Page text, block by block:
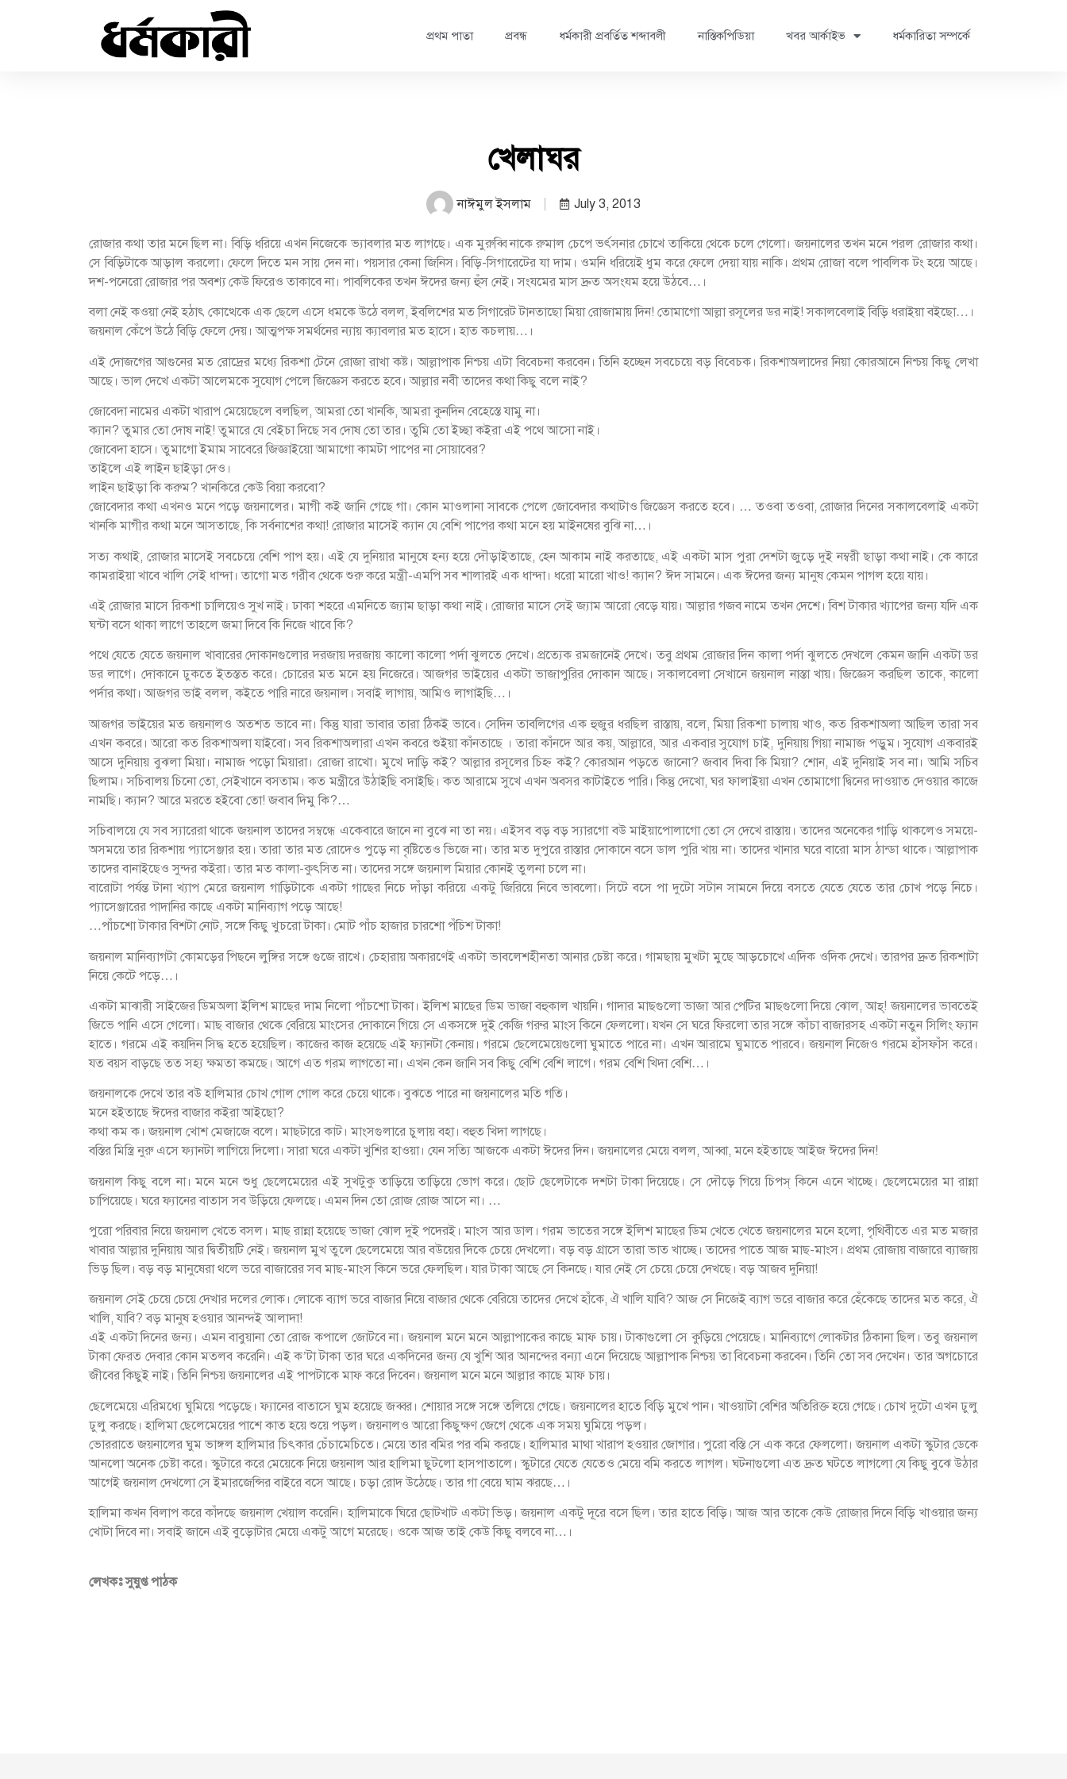
প্রথম পাতা প্রবন্ধ ধর্মকারী প্রবর্তিত শব্দাবলী নাস্তিকপিডিয়া খবর আর্কাইভ ধর্মকারিতা সম্পর্কে
খেলাঘর
নাঈমুল ইসলাম July 3, 2013
রোজার কথা তার মনে ছিল না। বিড়ি ধরিয়ে এখন নিজেকে ভ্যাবলার মত লাগছে। এক মুরুব্বি নাকে রুমাল চেপে ভর্ৎসনার চোখে তাকিয়ে থেকে চলে গেলো। জয়নালের তখন মনে পরল রোজার কথা।
সে বিড়িটাকে আড়াল করলো। ফেলে দিতে মন সায় দেন না। পয়সার কেনা জিনিস। বিড়ি-সিগারেটের যা দাম। ওমনি ধরিয়েই ধুম করে ফেলে দেয়া যায় নাকি। প্রথম রোজা বলে পাবলিক টং হয়ে আছে।
দশ-পনেরো রোজার পর অবশ্য কেউ ফিরেও তাকাবে না। পাবলিকের তখন ঈদের জন্য হুঁস নেই। সংযমের মাস দ্রুত অসংযম হয়ে উঠবে…।
বলা নেই কওয়া নেই হঠাৎ কোত্থেকে এক ছেলে এসে ধমকে উঠে বলল, ইবলিশের মত সিগারেট টানতাছো মিয়া রোজামায় দিন! তোমাগো আল্লা রসূলের ডর নাই! সকালবেলাই বিড়ি ধরাইয়া বইছো…।
জয়নাল কেঁপে উঠে বিড়ি ফেলে দেয়। আত্মপক্ষ সমর্থনের ন্যায় ক্যাবলার মত হাসে। হাত কচলায়…।
এই দোজগের আগুনের মত রোদ্রের মধ্যে রিকশা টেনে রোজা রাখা কষ্ট। আল্লাপাক নিশ্চয় এটা বিবেচনা করবেন। তিনি হচ্ছেন সবচেয়ে বড় বিবেচক। রিকশাঅলাদের নিয়া কোরআনে নিশ্চয় কিছু লেখা
আছে। ভাল দেখে একটা আলেমকে সুযোগ পেলে জিজ্ঞেস করতে হবে। আল্লার নবী তাদের কথা কিছু বলে নাই?
জোবেদা নামের একটা খারাপ মেয়েছেলে বলছিল, আমরা তো খানকি, আমরা কুনদিন বেহেস্তে যামু না।
ক্যান? তুমার তো দোষ নাই! তুমারে যে বেইচা দিছে সব দোষ তো তার। তুমি তো ইচ্ছা কইরা এই পথে আসো নাই।
জোবেদা হাসে। তুমাগো ইমাম সাবেরে জিজ্ঞাইয়ো আমাগো কামটা পাপের না সোয়াবের?
তাইলে এই লাইন ছাইড়া দেও।
লাইন ছাইড়া কি করুম? খানকিরে কেউ বিয়া করবো?
জোবেদার কথা এখনও মনে পড়ে জয়নালের। মাগী কই জানি গেছে গা। কোন মাওলানা সাবকে পেলে জোবেদার কথাটাও জিজ্ঞেস করতে হবে। … তওবা তওবা, রোজার দিনের সকালবেলাই একটা
খানকি মাগীর কথা মনে আসতাছে, কি সর্বনাশের কথা! রোজার মাসেই ক্যান যে বেশি পাপের কথা মনে হয় মাইনষের বুঝি না…।
সত্য কথাই, রোজার মাসেই সবচেয়ে বেশি পাপ হয়। এই যে দুনিয়ার মানুষে হন্য হয়ে দৌড়াইতাছে, হেন আকাম নাই করতাছে, এই একটা মাস পুরা দেশটা জুড়ে দুই নম্বরী ছাড়া কথা নাই। কে কারে
কামরাইয়া খাবে খালি সেই ধান্দা। তাগো মত গরীব থেকে শুরু করে মন্ত্রী-এমপি সব শালারই এক ধান্দা। ধরো মারো খাও! ক্যান? ঈদ সামনে। এক ঈদের জন্য মানুষ কেমন পাগল হয়ে যায়।
এই রোজার মাসে রিকশা চালিয়েও সুখ নাই। ঢাকা শহরে এমনিতে জ্যাম ছাড়া কথা নাই। রোজার মাসে সেই জ্যাম আরো বেড়ে যায়। আল্লার গজব নামে তখন দেশে। বিশ টাকার খ্যাপের জন্য যদি এক
ঘন্টা বসে থাকা লাগে তাহলে জমা দিবে কি নিজে খাবে কি?
পথে যেতে যেতে জয়নাল খাবারের দোকানগুলোর দরজায় দরজায় কালো কালো পর্দা ঝুলতে দেখে। প্রত্যেক রমজানেই দেখে। তবু প্রথম রোজার দিন কালা পর্দা ঝুলতে দেখলে কেমন জানি একটা ডর
ডর লাগে। দোকানে ঢুকতে ইতস্তত করে। চোরের মত মনে হয় নিজেরে। আজগর ভাইয়ের একটা ভাজাপুরির দোকান আছে। সকালবেলা সেখানে জয়নাল নাস্তা খায়। জিজ্ঞেস করছিল তাকে, কালো
পর্দার কথা। আজগর ভাই বলল, কইতে পারি নারে জয়নাল। সবাই লাগায়, আমিও লাগাইছি…।
আজগর ভাইয়ের মত জয়নালও অতশত ভাবে না। কিন্তু যারা ভাবার তারা ঠিকই ভাবে। সেদিন তাবলিগের এক হুজুর ধরছিল রাস্তায়, বলে, মিয়া রিকশা চালায় খাও, কত রিকশাঅলা আছিল তারা সব
এখন কবরে। আরো কত রিকশাঅলা যাইবো। সব রিকশাঅলারা এখন কবরে শুইয়া কাঁনতাছে । তারা কাঁনদে আর কয়, আল্লারে, আর একবার সুযোগ চাই, দুনিয়ায় গিয়া নামাজ পড়ুম। সুযোগ একবারই
আসে দুনিয়ায় বুঝলা মিয়া। নামাজ পড়ো মিয়ারা। রোজা রাখো। মুখে দাড়ি কই? আল্লার রসূলের চিহ্ন কই? কোরআন পড়তে জানো? জবাব দিবা কি মিয়া? শোন, এই দুনিয়াই সব না। আমি সচিব
ছিলাম। সচিবালয় চিনো তো, সেইখানে বসতাম। কত মন্ত্রীরে উঠাইছি বসাইছি। কত আরামে সুখে এখন অবসর কাটাইতে পারি। কিন্তু দেখো, ঘর ফালাইয়া এখন তোমাগো দ্বিনের দাওয়াত দেওয়ার কাজে
নামছি। ক্যান? আরে মরতে হইবো তো! জবাব দিমু কি?…
সচিবালয়ে যে সব স্যারেরা থাকে জয়নাল তাদের সম্বন্ধে একেবারে জানে না বুঝে না তা নয়। এইসব বড় বড় স্যারগো বউ মাইয়াপোলাগো তো সে দেখে রাস্তায়। তাদের অনেকের গাড়ি থাকলেও সময়ে-
অসময়ে তার রিকশায় প্যাসেঞ্জার হয়। তারা তার মত রোদেও পুড়ে না বৃষ্টিতেও ভিজে না। তার মত দুপুরে রাস্তার দোকানে বসে ডাল পুরি খায় না। তাদের খানার ঘরে বারো মাস ঠান্ডা থাকে। আল্লাপাক
তাদের বানাইছেও সুন্দর কইরা। তার মত কালা-কুৎসিত না। তাদের সঙ্গে জয়নাল মিয়ার কোনই তুলনা চলে না।
বারোটা পর্যন্ত টানা খ্যাপ মেরে জয়নাল গাড়িটাকে একটা গাছের নিচে দাঁড়া করিয়ে একটু জিরিয়ে নিবে ভাবলো। সিটে বসে পা দুটো সটান সামনে দিয়ে বসতে যেতে যেতে তার চোখ পড়ে নিচে।
প্যাসেঞ্জারের পাদানির কাছে একটা মানিব্যাগ পড়ে আছে!
…পাঁচশো টাকার বিশটা নোট, সঙ্গে কিছু খুচরো টাকা। মোট পাঁচ হাজার চারশো পঁচিশ টাকা!
জয়নাল মানিব্যাগটা কোমড়ের পিছনে লুঙ্গির সঙ্গে গুজে রাখে। চেহারায় অকারণেই একটা ভাবলেশহীনতা আনার চেষ্টা করে। গামছায় মুখটা মুছে আড়চোখে এদিক ওদিক দেখে। তারপর দ্রুত রিকশাটা
নিয়ে কেটে পড়ে…।
একটা মাঝারী সাইজের ডিমঅলা ইলিশ মাছের দাম নিলো পাঁচশো টাকা। ইলিশ মাছের ডিম ভাজা বহুকাল খায়নি। গাদার মাছগুলো ভাজা আর পেটির মাছগুলো দিয়ে ঝোল, আহ্! জয়নালের ভাবতেই
জিভে পানি এসে গেলো। মাছ বাজার থেকে বেরিয়ে মাংসের দোকানে গিয়ে সে একসঙ্গে দুই কেজি গরুর মাংস কিনে ফেললো। যখন সে ঘরে ফিরলো তার সঙ্গে কাঁচা বাজারসহ একটা নতুন সিলিং ফ্যান
হাতে। গরমে এই কয়দিন সিদ্ধ হতে হয়েছিল। কাজের কাজ হয়েছে এই ফ্যানটা কেনায়। গরমে ছেলেমেয়েগুলো ঘুমাতে পারে না। এখন আরামে ঘুমাতে পারবে। জয়নাল নিজেও গরমে হাঁসফাঁস করে।
যত বয়স বাড়ছে তত সহ্য ক্ষমতা কমছে। আগে এত গরম লাগতো না। এখন কেন জানি সব কিছু বেশি বেশি লাগে। গরম বেশি খিদা বেশি…।
জয়নালকে দেখে তার বউ হালিমার চোখ গোল গোল করে চেয়ে থাকে। বুঝতে পারে না জয়নালের মতি গতি।
মনে হইতাছে ঈদের বাজার কইরা আইছো?
কথা কম ক। জয়নাল খোশ মেজাজে বলে। মাছটারে কাট। মাংসগুলারে চুলায় বহা। বহুত খিদা লাগছে।
বস্তির মিস্ত্রি নুরু এসে ফ্যানটা লাগিয়ে দিলো। সারা ঘরে একটা খুশির হাওয়া। যেন সত্যি আজকে একটা ঈদের দিন। জয়নালের মেয়ে বলল, আব্বা, মনে হইতাছে আইজ ঈদের দিন!
জয়নাল কিছু বলে না। মনে মনে শুধু ছেলেমেয়ের এই সুখটুকু তাড়িয়ে তাড়িয়ে ভোগ করে। ছোট ছেলেটাকে দশটা টাকা দিয়েছে। সে দৌড়ে গিয়ে চিপস্ কিনে এনে খাচ্ছে। ছেলেমেয়ের মা রান্না
চাপিয়েছে। ঘরে ফ্যানের বাতাস সব উড়িয়ে ফেলছে। এমন দিন তো রোজ রোজ আসে না। …
পুরো পরিবার নিয়ে জয়নাল খেতে বসল। মাছ রান্না হয়েছে ভাজা ঝোল দুই পদেরই। মাংস আর ডাল। গরম ভাতের সঙ্গে ইলিশ মাছের ডিম খেতে খেতে জয়নালের মনে হলো, পৃথিবীতে এর মত মজার
খাবার আল্লার দুনিয়ায় আর দ্বিতীয়টি নেই। জয়নাল মুখ তুলে ছেলেমেয়ে আর বউয়ের দিকে চেয়ে দেখলো। বড় বড় গ্রাসে তারা ভাত খাচ্ছে। তাদের পাতে আজ মাছ-মাংস। প্রথম রোজায় বাজারে ব্যাজায়
ভিড় ছিল। বড় বড় মানুষেরা থলে ভরে বাজারের সব মাছ-মাংস কিনে ভরে ফেলছিল। যার টাকা আছে সে কিনছে। যার নেই সে চেয়ে চেয়ে দেখছে। বড় আজব দুনিয়া!
জয়নাল সেই চেয়ে চেয়ে দেখার দলের লোক। লোকে ব্যাগ ভরে বাজার নিয়ে বাজার থেকে বেরিয়ে তাদের দেখে হাঁকে, ঐ খালি যাবি? আজ সে নিজেই ব্যাগ ভরে বাজার করে হেঁকেছে তাদের মত করে, ঐ
খালি, যাবি? বড় মানুষ হওয়ার আনন্দই আলাদা!
এই একটা দিনের জন্য। এমন বাবুয়ানা তো রোজ কপালে জোটবে না। জয়নাল মনে মনে আল্লাপাকের কাছে মাফ চায়। টাকাগুলো সে কুড়িয়ে পেয়েছে। মানিব্যাগে লোকটার ঠিকানা ছিল। তবু জয়নাল
টাকা ফেরত দেবার কোন মতলব করেনি। এই ক’টা টাকা তার ঘরে একদিনের জন্য যে খুশি আর আনন্দের বন্যা এনে দিয়েছে আল্লাপাক নিশ্চয় তা বিবেচনা করবেন। তিনি তো সব দেখেন। তার অগচোরে
জীবের কিছুই নাই। তিনি নিশ্চয় জয়নালের এই পাপটাকে মাফ করে দিবেন। জয়নাল মনে মনে আল্লার কাছে মাফ চায়।
ছেলেমেয়ে এরিমধ্যে ঘুমিয়ে পড়েছে। ফ্যানের বাতাসে ঘুম হয়েছে জব্বর। শোয়ার সঙ্গে সঙ্গে তলিয়ে গেছে। জয়নালের হাতে বিড়ি মুখে পান। খাওয়াটা বেশির অতিরিক্ত হয়ে গেছে। চোখ দুটো এখন ঢুলু
ঢুলু করছে। হালিমা ছেলেমেয়ের পাশে কাত হয়ে শুয়ে পড়ল। জয়নালও আরো কিছুক্ষণ জেগে থেকে এক সময় ঘুমিয়ে পড়ল।
ভোররাতে জয়নালের ঘুম ভাঙ্গল হালিমার চিৎকার চেঁচামেচিতে। মেয়ে তার বমির পর বমি করছে। হালিমার মাথা খারাপ হওয়ার জোগার। পুরো বস্তি সে এক করে ফেললো। জয়নাল একটা স্কুটার ডেকে
আনলো অনেক চেষ্টা করে। স্কুটারে করে মেয়েকে নিয়ে জয়নাল আর হালিমা ছুটলো হাসপাতালে। স্কুটারে যেতে যেতেও মেয়ে বমি করতে লাগল। ঘটনাগুলো এত দ্রুত ঘটতে লাগলো যে কিছু বুঝে উঠার
আগেই জয়নাল দেখলো সে ইমারজেন্সির বাইরে বসে আছে। চড়া রোদ উঠেছে। তার গা বেয়ে ঘাম ঝরছে…।
হালিমা কখন বিলাপ করে কাঁদছে জয়নাল খেয়াল করেনি। হালিমাকে ঘিরে ছোটখাট একটা ভিড়। জয়নাল একটু দূরে বসে ছিল। তার হাতে বিড়ি। আজ আর তাকে কেউ রোজার দিনে বিড়ি খাওয়ার জন্য
খোটা দিবে না। সবাই জানে এই বুড়োটার মেয়ে একটু আগে মরেছে। ওকে আজ তাই কেউ কিছু বলবে না…।
লেখকঃ সুষুপ্ত পাঠক